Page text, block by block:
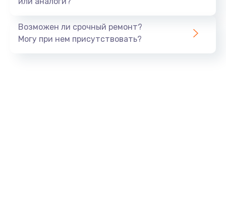
550 руб.
Возможен ли срочный ремонт?
Могу при нем присутствовать?